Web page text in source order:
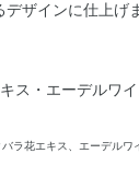
ザインに仕上げ
ス・エーデルワ
ラ花エキス、エーデル